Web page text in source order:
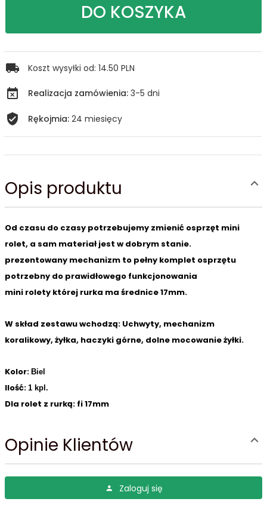
DO KOSZYKA
Koszt wysyłki od: 14.50 PLN
Realizacja zamówienia: 3-5 dni
Rękojmia: 24 miesięcy
Opis produktu
Od czasu do czasy potrzebujemy zmienić osprzęt mini
rolet, a sam materiał jest w dobrym stanie.
prezentowany mechanizm to pełny komplet osprzętu
potrzebny do prawidłowego funkcjonowania
mini rolety której rurka ma średnice 17mm.
W skład zestawu wchodzą: Uchwyty, mechanizm
koralikowy, żyłka, haczyki górne, dolne mocowanie żyłki.
Kolor: Biel
Ilość: 1 kpl.
Dla rolet z rurką: fi 17mm
Opinie Klientów
Zaloguj się